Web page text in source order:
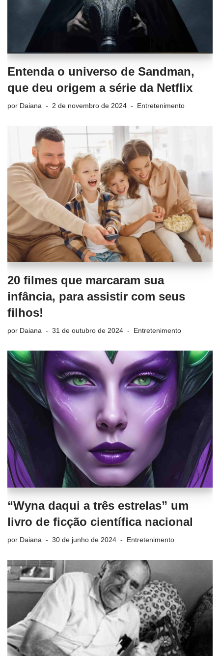
Entenda o universo de Sandman,
que deu origem a série da Netflix
por Daiana 2 de novembro de 2024 Entretenimento
20 filmes que marcaram sua
infância, para assistir com seus
filhos!
por Daiana 31 de outubro de 2024 Entretenimento
“Wyna daqui a três estrelas” um
livro de ficção científica nacional
por Daiana 30 de junho de 2024 Entretenimento